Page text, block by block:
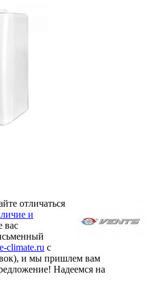
отличаться
и
вас
climate.ru с
и мы пришлем вам
Надеемся на